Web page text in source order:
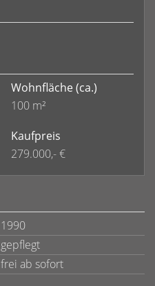
Wohnfläche (ca.)
100 m²
Kaufpreis
279.000,- €
1990
gepflegt
frei ab sofort